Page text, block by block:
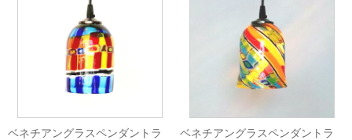
ベネチアングラスペンダントラ
ベネチアングラスペンダントラ